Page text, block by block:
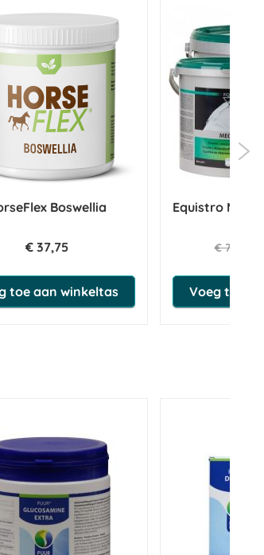
van dit product. Bij langdurig ongemak
om na iedere 6 tot 8 weken een stopweek
worden aangeboden. Hervat de
een temperatuur tussen 5-20 °C. Buiten
arvense), Wijnruit (Ruta graveolens),
0,05 mg. Alcohol 18% v/v
Boswellia
€ 37,75
toe aan winkeltas
Equistro Mega
€ 72,95
Voeg toe